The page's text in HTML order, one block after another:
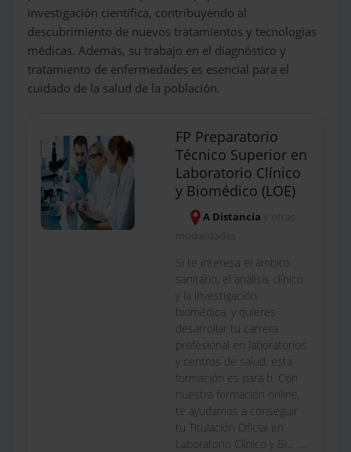
investigación científica, contribuyendo al
descubrimiento de nuevos tratamientos y tecnologías
médicas. Además, su trabajo en el diagnóstico y
tratamiento de enfermedades es esencial para el
cuidado de la salud de la población.
FP Preparatorio
Técnico Superior en
Laboratorio Clínico
y Biomédico (LOE)
A Distancia
Si te interesa el ámbito
sanitario, el análisis clínico
y la investigación
biomédica, y quieres
desarrollar tu carrera
profesional en laboratorios
y centros de salud, esta
formación es para ti. Con
nuestra formación online,
te ayudamos a conseguir
tu Titulación Oficial en
Laboratorio Clínico y Bi... ....